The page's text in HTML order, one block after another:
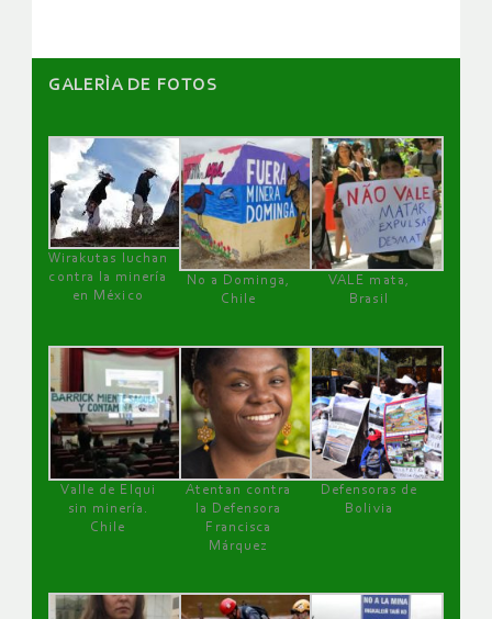
GALERÌA DE FOTOS
Wirakutas luchan
contra la minería
en México
No a Dominga,
Chile
VALE mata,
Brasil
Valle de Elqui
sin minería.
Chile
Atentan contra
la Defensora
Francisca
Márquez
Defensoras de
Bolivia